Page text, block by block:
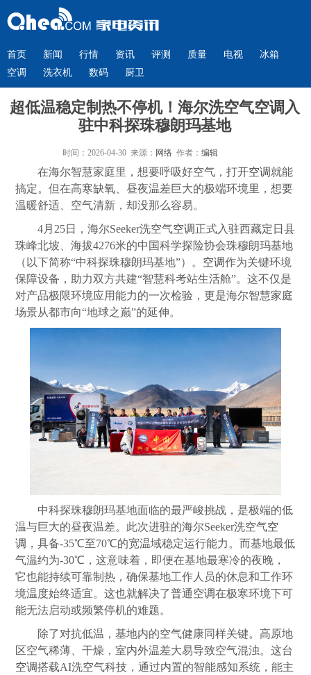
首页 新闻 行情 资讯 评测 质量 电视
冰箱
空调
洗衣机 数码 厨卫
超低温稳定制热不停机！海尔洗空气空调入
驻中科探珠穆朗玛基地
时间：2026-04-30 来源： 网络作者： 编辑
在海尔智慧家庭里，想要呼吸好空气，打开空调就能
搞定。但在高寒缺氧、昼夜温差巨大的极端环境里，想要
温暖舒适、空气清新，却没那么容易。
4月25日，海尔Seeker洗空气空调正式入驻西藏定日县
珠峰北坡、海拔4276米的中国科学探险协会珠穆朗玛基地
（以下简称“中科探珠穆朗玛基地”）。 空调作为关键环境
保障设备，助力双方共建“智慧科考站生活舱”。这不仅是
对产品极限环境应用能力的一次检验，更是海尔智慧家庭
场景从都市向“地球之巅”的延伸。
中科探珠穆朗玛基地面临的最严峻挑战，是极端的低
温与巨大的昼夜温差。此次进驻的海尔Seeker洗空气空
调 ，具备-35℃至70℃的宽温域稳定运行能力。而基地最低
气温约为-30℃，这意味着，即便在基地最寒冷的夜晚，
它也能持续可靠制热，确保基地工作人员的休息和工作环
境温度始终适宜。这也就解决了普通空调在极寒环境下可
能无法启动或频繁停机的难题。
除了对抗低温，基地内的空气健康同样关键。高原地
区空气稀薄、干燥，室内外温差大易导致空气混浊。这台
空调搭载AI洗空气科技，通过内置的智能感知系统，能主